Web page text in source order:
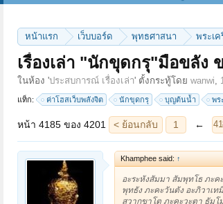
หน้าแรก เว็บบอร์ด พุทธศาสนา พระเ
เรื่องเล่า "นักขุดกรุ"มือขลัง
ในห้อง 'ประสบการณ์ เรื่องเล่า' ตั้งกระทู้โดย wanwi,
แท็ก: ค่าโฮสเว็บพลังจิต นักขุดกรุ บุญต้นน้ำ พร
หน้า 4185 ของ 4201 < ย้อนกลับ 1 ← 4183 4184 4185 4186
Khamphee said: ↑
อะระหังสัมมา สัมพุทโธ ภะค
พุทธัง ภะคะวันตัง อะภิวาเทมิ
สวากขาโต ภะคะวะตา ธัมโ